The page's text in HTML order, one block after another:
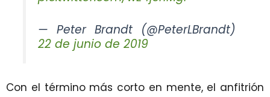
— Peter Brandt (@PeterLBrandt)
22 de junio de 2019
Con el término más corto en mente, el anfitrión